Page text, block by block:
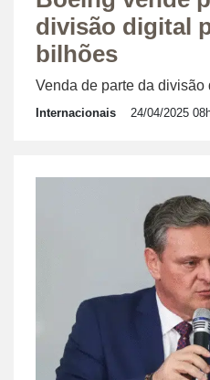
divisão digital
bilhões
Venda de parte da divisão
Internacionais 24/04/2025